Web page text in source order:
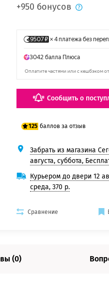
+950 бонусов
Сообщить о
125 баллов за отзыв
100 баллов
125 баллов
Забрать из магазина
августа, суббота,
Курьером до двери 12
среда, 370 р.
Сравнение
(0)